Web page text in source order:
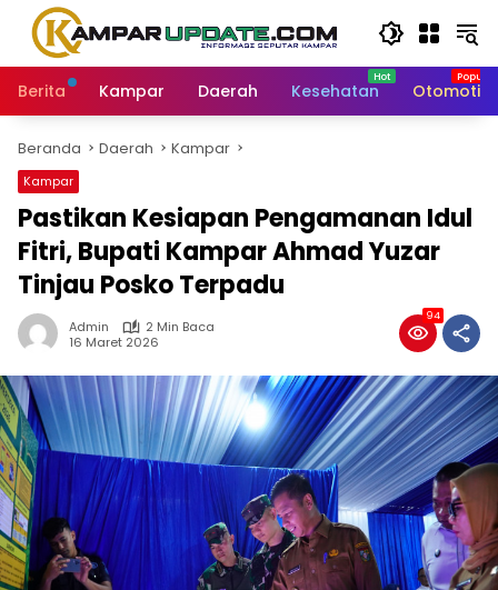
Langsung
konten
Berita
Kampar Daerah Kesehatan Otomotif
Beranda Daerah Kampar
Kampar
Pastikan Kesiapan Pengamanan Idul
Fitri, Bupati Kampar Ahmad Yuzar
Tinjau Posko Terpadu
Admin
2 Min Baca
16 Maret 2026
94